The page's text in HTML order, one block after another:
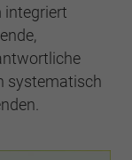
integriert
systematisch